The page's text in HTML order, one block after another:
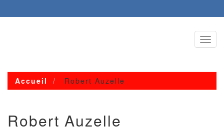
Toggle
Accueil Robert Auzelle
Robert Auzelle